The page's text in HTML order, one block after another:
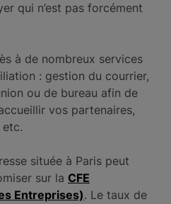
qui n’est pas forcément
à de nombreux services
: gestion du courrier,
ou de bureau afin de
vos partenaires,
située à Paris peut
sur la CFE
Entreprises). Le taux de